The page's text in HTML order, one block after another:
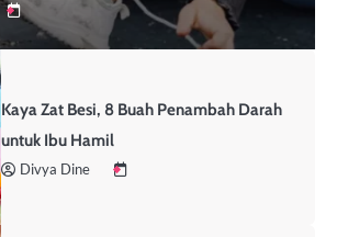
Kaya Zat Besi, 8 Buah Penambah Darah
untuk Ibu Hamil
Divya Dine